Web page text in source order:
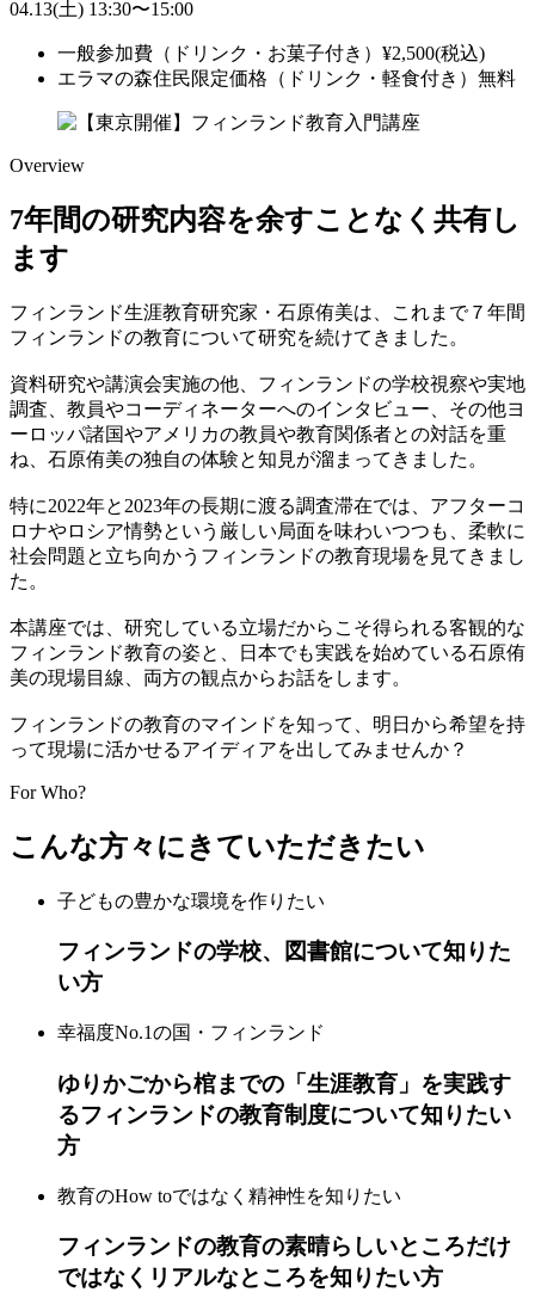
04.13(土) 13:30〜15:00
一般参加費（ドリンク・お菓子付き） ¥2,500(税込)
エラマの森住民限定価格（ドリンク・軽食付き） 無料
Overview
7年間の研究内容を余すことなく共有し
ます
フィンランド生涯教育研究家・石原侑美は、これまで７年間
フィンランドの教育について研究を続けてきました。
資料研究や講演会実施の他、フィンランドの学校視察や実地
調査、教員やコーディネーターへのインタビュー、その他ヨ
ーロッパ諸国やアメリカの教員や教育関係者との対話を重
ね、石原侑美の独自の体験と知見が溜まってきました。
特に2022年と2023年の長期に渡る調査滞在では、アフターコ
ロナやロシア情勢という厳しい局面を味わいつつも、柔軟に
社会問題と立ち向かうフィンランドの教育現場を見てきまし
た。
本講座では、研究している立場だからこそ得られる客観的な
フィンランド教育の姿と、日本でも実践を始めている石原侑
美の現場目線、両方の観点からお話をします。
フィンランドの教育のマインドを知って、明日から希望を持
って現場に活かせるアイディアを出してみませんか？
For Who?
こんな方々にきていただきたい
子どもの豊かな環境を作りたい
フィンランドの学校、図書館について知りた
い方
幸福度No.1の国・フィンランド
ゆりかごから棺までの「生涯教育」を実践す
るフィンランドの教育制度について知りたい
方
教育のHow toではなく精神性を知りたい
フィンランドの教育の素晴らしいところだけ
ではなくリアルなところを知りたい方